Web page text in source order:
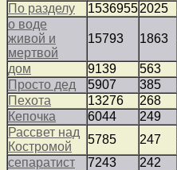
По разделу 15369552025
о воде
живой и
мертвой
15793 1863
дом 9139 563
Просто дед
5907 385
Пехота
13276 268
Кепочка
6044 249
Рассвет над
Костромой
5785 247
сепаратист
7243 242